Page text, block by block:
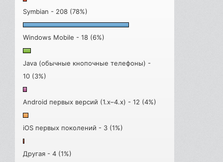
Symbian - 208 (78%)
Windows Mobile - 18 (6%)
Java (обычные кнопочные телефоны) -
10 (3%)
Android первых версий (1.x–4.x) - 12 (4%)
iOS первых поколений - 3 (1%)
Другая - 4 (1%)